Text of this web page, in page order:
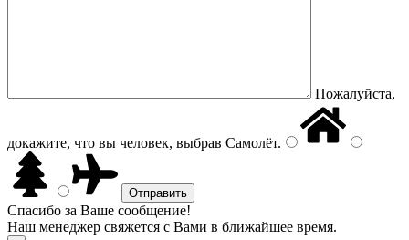
Пожалуйста,
докажите, что вы человек, выбрав Самолёт.
Спасибо за Ваше сообщение!
Наш менеджер свяжется с Вами в ближайшее время.